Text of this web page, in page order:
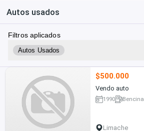
Autos usados
Filtros aplicados
Autos Usados
$500.000
Vendo auto
1990 Bencina
Limache